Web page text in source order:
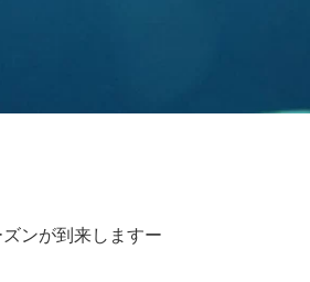
ンが到来しますー